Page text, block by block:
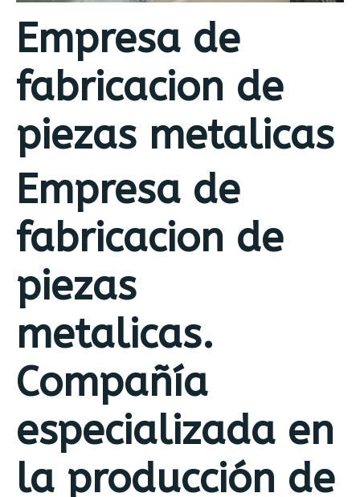
Empresa de
fabricacion de
piezas metalicas
Empresa de
fabricacion de
piezas
metalicas.
Compañía
especializada en
la producción de